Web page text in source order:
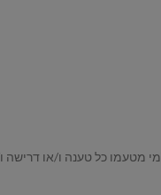
מטעמו כל טענה ו/או